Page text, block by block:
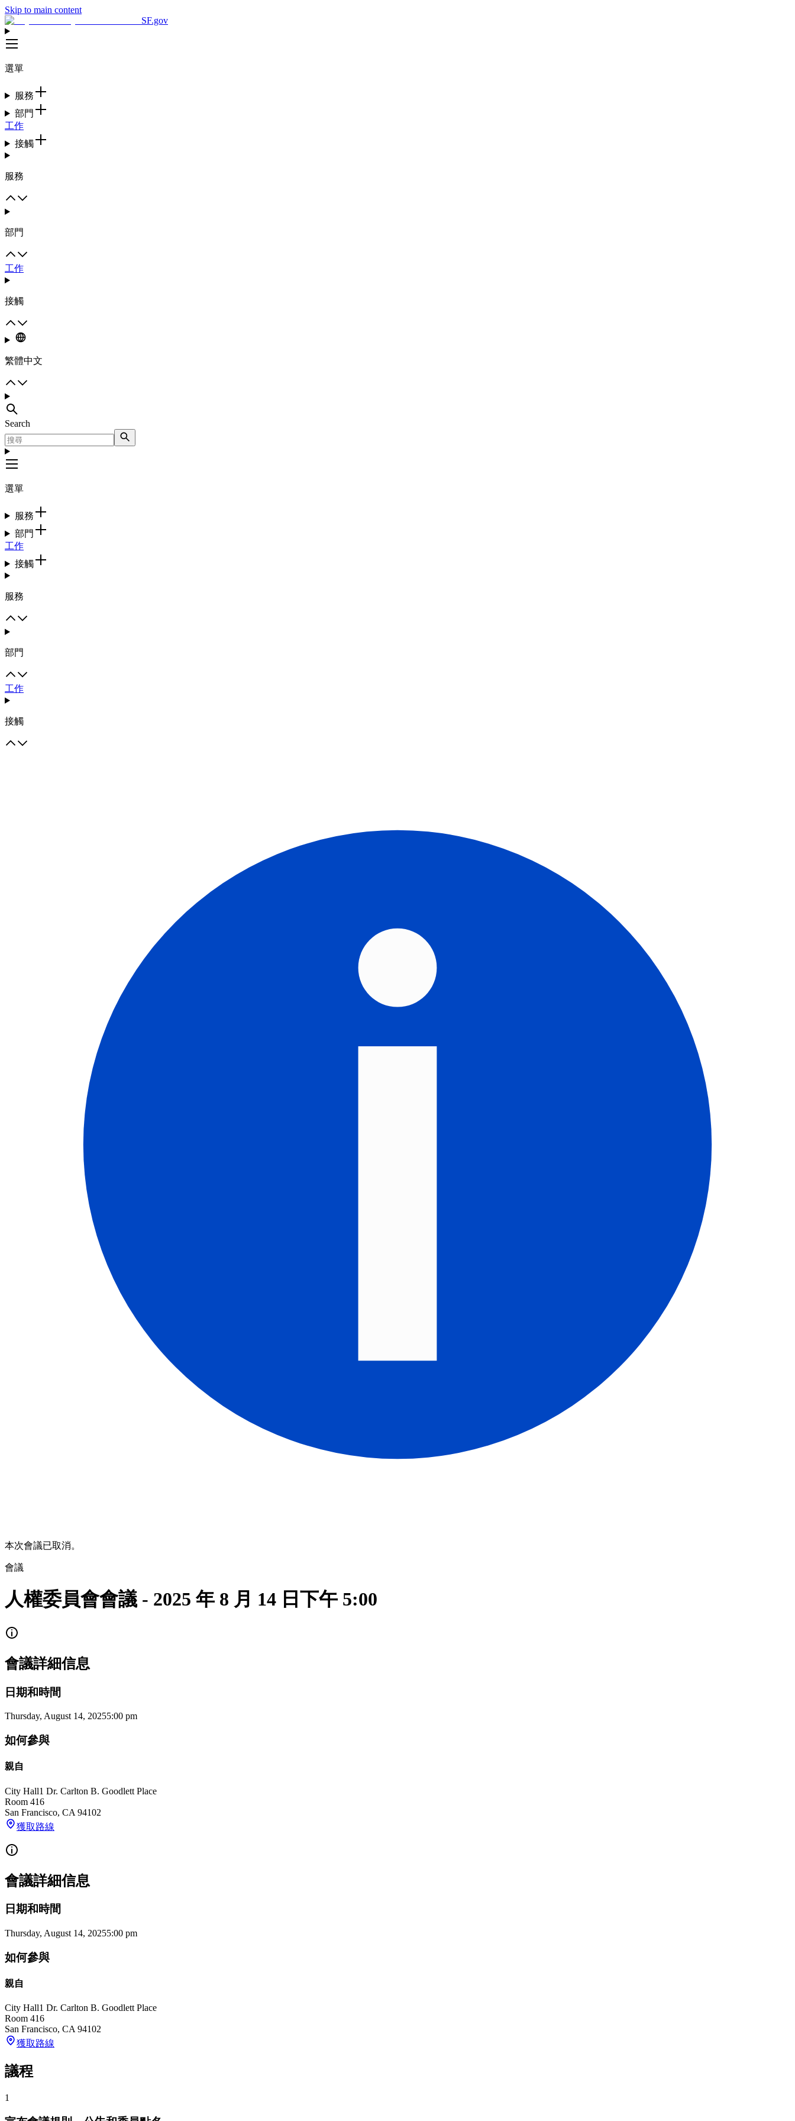
Skip to main content
SF.gov
選單
服務
部門
工作
接觸
服務
部門
工作
接觸
繁體中文
Search
選單
服務
部門
工作
接觸
服務
部門
工作
接觸
本次會議已取消。
會議
人權委員會會議 - 2025 年 8 月 14 日下午 5:00
會議詳細信息
日期和時間
Thursday, August 14, 20255:00 pm
如何參與
親自
City Hall1 Dr. Carlton B. Goodlett Place
Room 416
San Francisco, CA 94102
獲取路線
會議詳細信息
日期和時間
Thursday, August 14, 20255:00 pm
如何參與
親自
City Hall1 Dr. Carlton B. Goodlett Place
Room 416
San Francisco, CA 94102
獲取路線
議程
1